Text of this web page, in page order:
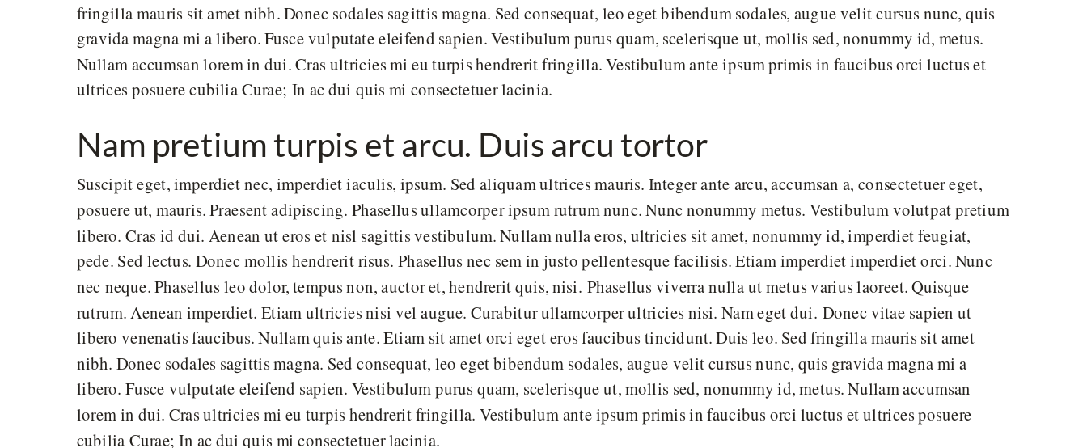
fringilla mauris sit amet nibh. Donec sodales sagittis magna. Sed consequat, leo eget bibendum sodales, augue velit cursus nunc, quis
gravida magna mi a libero. Fusce vulputate eleifend sapien. Vestibulum purus quam, scelerisque ut, mollis sed, nonummy id, metus.
Nullam accumsan lorem in dui. Cras ultricies mi eu turpis hendrerit fringilla. Vestibulum ante ipsum primis in faucibus orci luctus et
ultrices posuere cubilia Curae; In ac dui quis mi consectetuer lacinia.
Nam pretium turpis et arcu. Duis arcu tortor
Suscipit eget, imperdiet nec, imperdiet iaculis, ipsum. Sed aliquam ultrices mauris. Integer ante arcu, accumsan a, consectetuer eget,
posuere ut, mauris. Praesent adipiscing. Phasellus ullamcorper ipsum rutrum nunc. Nunc nonummy metus. Vestibulum volutpat pretium
libero. Cras id dui. Aenean ut eros et nisl sagittis vestibulum. Nullam nulla eros, ultricies sit amet, nonummy id, imperdiet feugiat,
pede. Sed lectus. Donec mollis hendrerit risus. Phasellus nec sem in justo pellentesque facilisis. Etiam imperdiet imperdiet orci. Nunc
nec neque. Phasellus leo dolor, tempus non, auctor et, hendrerit quis, nisi. Phasellus viverra nulla ut metus varius laoreet. Quisque
rutrum. Aenean imperdiet. Etiam ultricies nisi vel augue. Curabitur ullamcorper ultricies nisi. Nam eget dui. Donec vitae sapien ut
libero venenatis faucibus. Nullam quis ante. Etiam sit amet orci eget eros faucibus tincidunt. Duis leo. Sed fringilla mauris sit amet
nibh. Donec sodales sagittis magna. Sed consequat, leo eget bibendum sodales, augue velit cursus nunc, quis gravida magna mi a
libero. Fusce vulputate eleifend sapien. Vestibulum purus quam, scelerisque ut, mollis sed, nonummy id, metus. Nullam accumsan
lorem in dui. Cras ultricies mi eu turpis hendrerit fringilla. Vestibulum ante ipsum primis in faucibus orci luctus et ultrices posuere
cubilia Curae; In ac dui quis mi consectetuer lacinia.